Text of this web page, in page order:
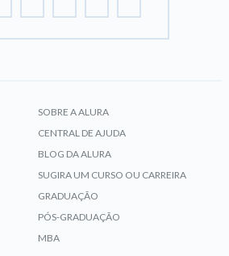
SOBRE A ALURA
CENTRAL DE AJUDA
BLOG DA ALURA
SUGIRA UM CURSO OU CARREIRA
GRADUAÇÃO
PÓS-GRADUAÇÃO
MBA